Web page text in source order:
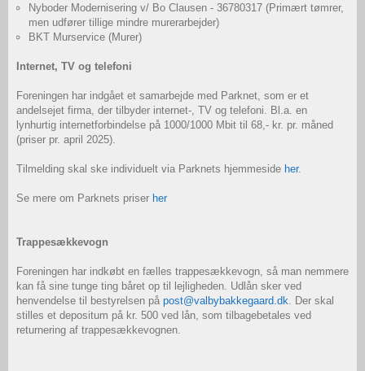
Nyboder Modernisering v/ Bo Clausen - 36780317 (Primært tømrer,
men udfører tillige mindre murerarbejder)
BKT Murservice (Murer)
Internet, TV og telefoni
Foreningen har indgået et samarbejde med Parknet, som er et
andelsejet firma, der tilbyder internet-, TV og telefoni. Bl.a. en
lynhurtig internetforbindelse på 1000/1000 Mbit til 68,- kr. pr. måned
(priser pr. april 2025).
Tilmelding skal ske individuelt via Parknets hjemmeside her.
Se mere om Parknets priser her
Trappesækkevogn
Foreningen har indkøbt en fælles trappesækkevogn, så man nemmere
kan få sine tunge ting båret op til lejligheden. Udlån sker ved
henvendelse til bestyrelsen på post@valbybakkegaard.dk . Der skal
stilles et depositum på kr. 500 ved lån, som tilbagebetales ved
returnering af trappesækkevognen.